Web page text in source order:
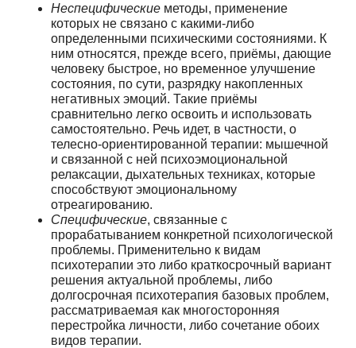
Неспецифические методы, применение
которых не связано с какими-либо
определенными психическими состояниями. К
ним относятся, прежде всего, приёмы, дающие
человеку быстрое, но временное улучшение
состояния, по сути, разрядку накопленных
негативных эмоций. Такие приёмы
сравнительно легко освоить и использовать
самостоятельно. Речь идет, в частности, о
телесно-ориентированной терапии: мышечной
и связанной с ней психоэмоциональной
релаксации, дыхательных техниках, которые
способствуют эмоциональному
отреагированию.
Специфические, связанные с
прорабатыванием конкретной психологической
проблемы. Применительно к видам
психотерапии это либо краткосрочный вариант
решения актуальной проблемы, либо
долгосрочная психотерапия базовых проблем,
рассматриваемая как многосторонняя
перестройка личности, либо сочетание обоих
видов терапии.